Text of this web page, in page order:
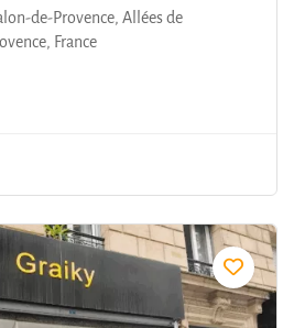
de-Provence, Allées de
France